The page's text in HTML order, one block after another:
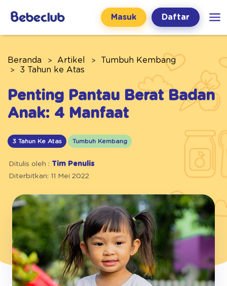
Masuk Daftar
Beranda Artikel
Tumbuh Kembang
3 Tahun ke Atas
Penting Pantau Berat Badan
Anak: 4 Manfaat
3 Tahun Ke Atas Tumbuh Kembang
Ditulis oleh : Tim Penulis
Diterbitkan: 11 Mei 2022